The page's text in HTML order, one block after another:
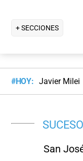
+ SECCIONES
#HOY: Javier Milei
San